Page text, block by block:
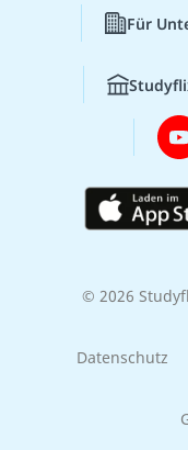
Für
© 2026
Datenschutz